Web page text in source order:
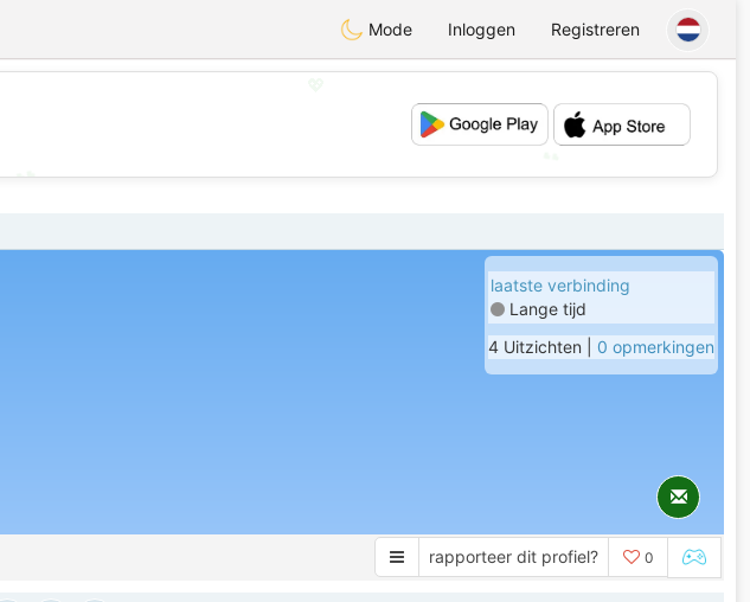
Mode Inloggen Registreren
💕
💕
laatste verbinding
Lange tijd
4 Uitzichten | 0 opmerkingen
rapporteer dit profiel? 0